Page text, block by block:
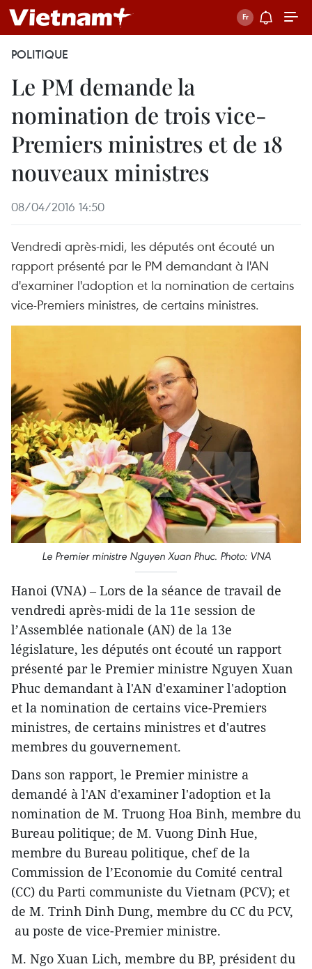
POLITIQUE
Le PM demande la
nomination de trois vice-
Premiers ministres et de 18
nouveaux ministres
08/04/2016 14:50
Vendredi après-midi, les députés ont écouté un
rapport présenté par le PM demandant à l'AN
d'examiner l'adoption et la nomination de certains
vice-Premiers ministres, de certains ministres.
Le Premier ministre Nguyen Xuan Phuc. Photo: VNA
Hanoi (VNA) – Lors de la séance de travail de
vendredi après-midi de la 11e session de
l’Assemblée nationale (AN) de la 13e
législature, les députés ont écouté un rapport
présenté par le Premier ministre Nguyen Xuan
Phuc demandant à l'AN d'examiner l'adoption
et la nomination de certains vice-Premiers
ministres, de certains ministres et d'autres
membres du gouvernement.
Dans son rapport, le Premier ministre a
demandé à l'AN d'examiner l'adoption et la
nomination de M. Truong Hoa Binh, membre du
Bureau politique; de M. Vuong Dinh Hue,
membre du Bureau politique, chef de la
Commission de l’Economie du Comité central
(CC) du Parti communiste du Vietnam (PCV); et
de M. Trinh Dinh Dung, membre du CC du PCV,
au poste de vice-Premier ministre.
M. Ngo Xuan Lich, membre du BP, président du